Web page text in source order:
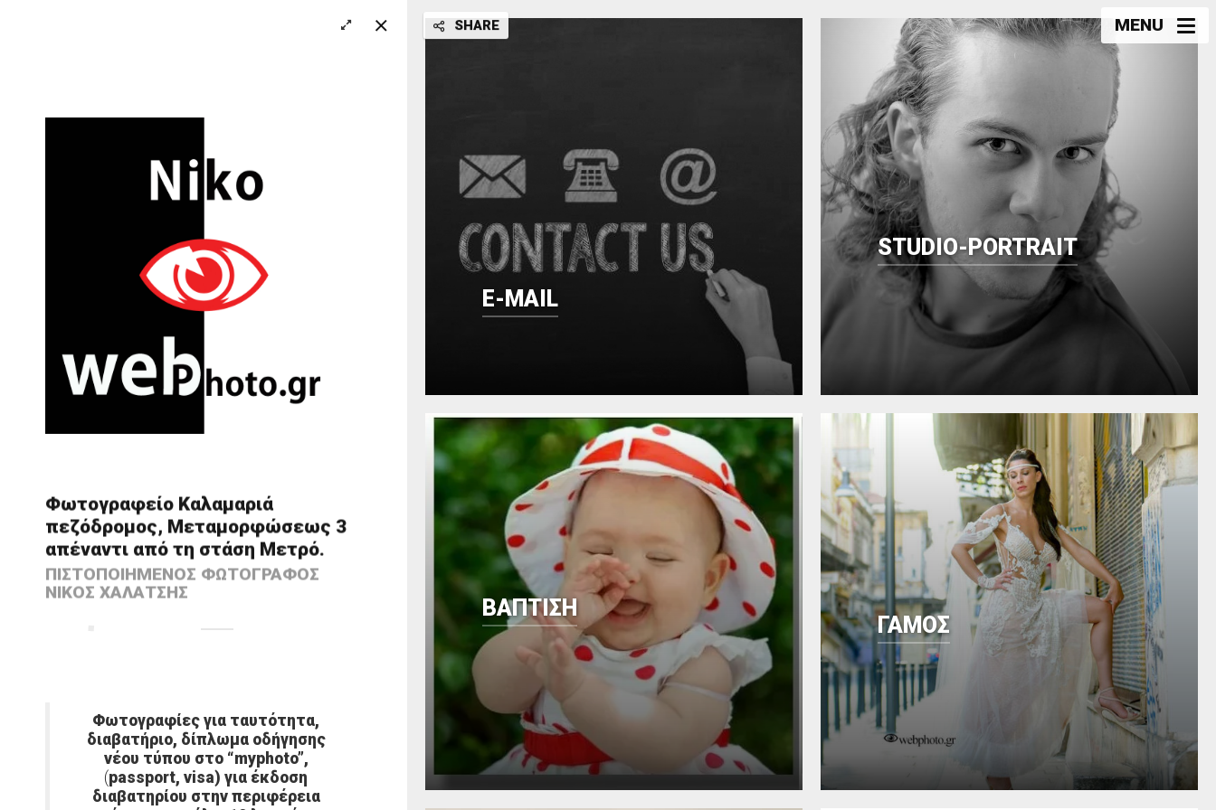
MENU
Φωτογραφείο Καλαμαριά
πεζόδρομος, Μεταμορφώσεως 3
απέναντι από τη στάση Μετρό.
ΠΙΣΤΟΠΟΙΗΜΕΝΟΣ ΦΩΤΟΓΡΑΦΟΣ
ΝΙΚΟΣ ΧΑΛΑΤΣΗΣ
Φωτογραφίες για ταυτότητα,
διαβατήριο, δίπλωμα οδήγησης
νέου τύπου στο “myphoto”,
(passport, visa) για έκδοση
διαβατηρίου στην περιφέρεια
SHARE
E-MAIL
STUDIO-PORTRAIT
ΒΑΠΤΙΣΗ
ΓΑΜΟΣ